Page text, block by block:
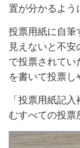
置が分かるよう
投票用紙に自筆
見えないと不
で投票されてい
を書いて投票し
「投票用紙記
むすべての投票